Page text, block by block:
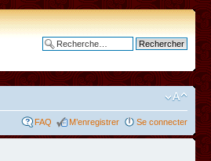
FAQ M’enregistrer Se connecter